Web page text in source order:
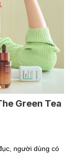
Green Tea
người dùng có